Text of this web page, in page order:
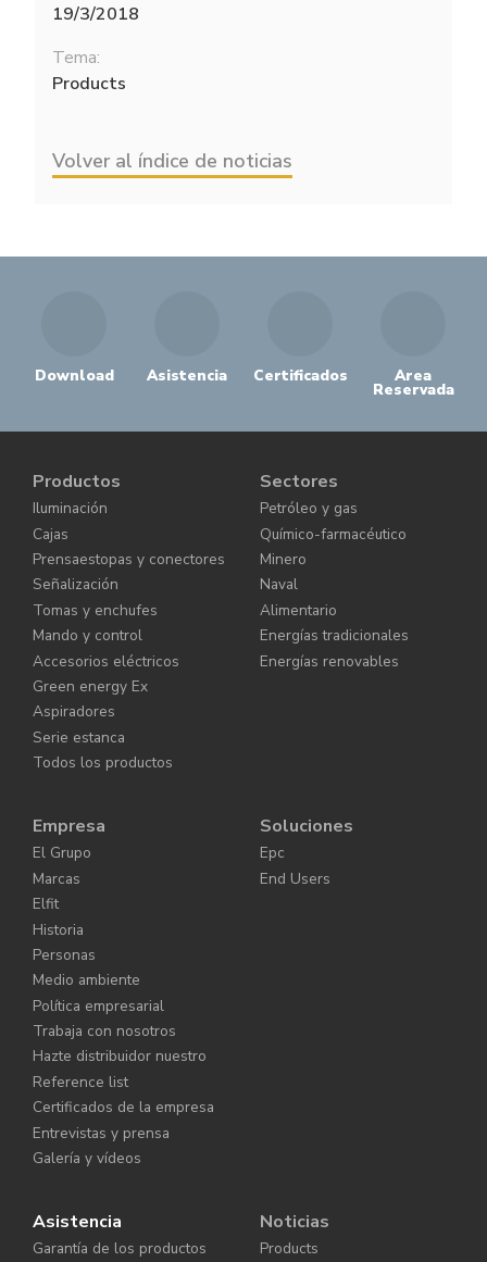
19/3/2018
Tema:
Products
Volver al índice de noticias
Download Asistencia Certificados Area
Reservada
Productos
Iluminación
Cajas
Prensaestopas y conectores
Señalización
Tomas y enchufes
Mando y control
Accesorios eléctricos
Green energy Ex
Aspiradores
Serie estanca
Todos los productos
Sectores
Petróleo y gas
Químico-farmacéutico
Minero
Naval
Alimentario
Energías tradicionales
Energías renovables
Empresa
El Grupo
Marcas
Elfit
Historia
Personas
Medio ambiente
Política empresarial
Trabaja con nosotros
Hazte distribuidor nuestro
Reference list
Certificados de la empresa
Entrevistas y prensa
Galería y vídeos
Soluciones
Epc
End Users
Asistencia
Garantía de los productos
Noticias
Products